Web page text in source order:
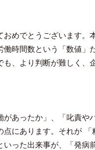
めでとうございます
時間数という「数値
、より判断が難しく
あったか」、「叱責
にあります。それが
った出来事が、「発